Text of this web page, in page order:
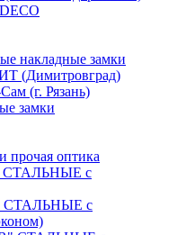
накладные замки
(Димитровград)
(г. Рязань)
замки
прочая оптика
СТАЛЬНЫЕ с
СТАЛЬНЫЕ с